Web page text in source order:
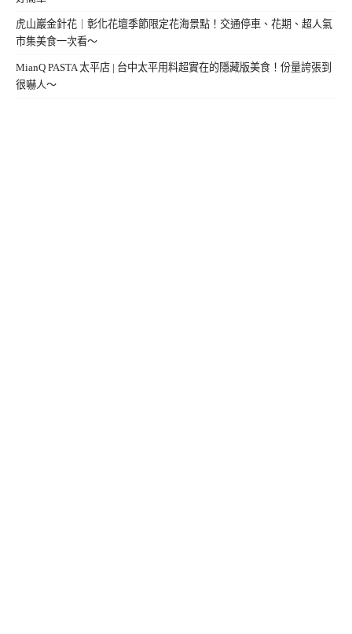
虎山巖金針花｜彰化花壇季節限定花海景點！交通停車、花期、超人氣
市集美食一次看～
MianQ PASTA 太平店 | 台中太平用料超實在的隱藏版美食！份量誇張到
很嚇人～